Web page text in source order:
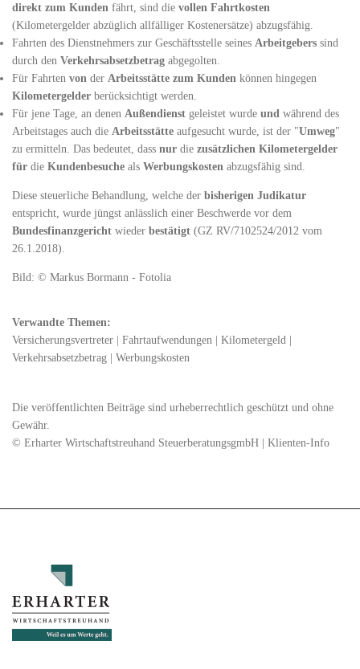
direkt zum Kunden fährt, sind die vollen Fahrtkosten
(Kilometergelder abzüglich allfälliger Kostenersätze) abzugsfähig.
Fahrten des Dienstnehmers zur Geschäftsstelle seines Arbeitgebers sind
durch den Verkehrsabsetzbetrag abgegolten.
Für Fahrten von der Arbeitsstätte zum Kunden können hingegen
Kilometergelder berücksichtigt werden.
Für jene Tage, an denen Außendienst geleistet wurde und während des
Arbeitstages auch die Arbeitsstätte aufgesucht wurde, ist der "Umweg"
zu ermitteln. Das bedeutet, dass nur die zusätzlichen Kilometergelder
für die Kundenbesuche als Werbungskosten abzugsfähig sind.
Diese steuerliche Behandlung, welche der bisherigen Judikatur
entspricht, wurde jüngst anlässlich einer Beschwerde vor dem
Bundesfinanzgericht wieder bestätigt (GZ RV/7102524/2012 vom
26.1.2018).
Bild: © Markus Bormann - Fotolia
Verwandte Themen:
Versicherungsvertreter | Fahrtaufwendungen | Kilometergeld |
Verkehrsabsetzbetrag | Werbungskosten
Die veröffentlichten Beiträge sind urheberrechtlich geschützt und ohne
Gewähr.
© Erharter Wirtschaftstreuhand SteuerberatungsgmbH | Klienten-Info